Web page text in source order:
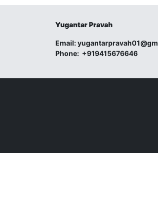
Yugantar Pravah
Email:
Phone: +919415676646